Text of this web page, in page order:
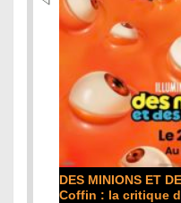
DES MINIONS ET
Coffin : la critique